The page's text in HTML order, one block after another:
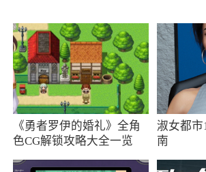
4、荣耀商城是一款荣耀手机
软件。APP内有专业的手机商城专
在这款软件中购买到官方保证的
户可以再也不用费尽心力去挑选
电子产品，直接在官方商城购物
要的朋友快来体验吧
5、荣耀商城是一款可以尽
《勇者罗伊的婚礼》全角
色CG解锁攻略大全一览
淑女都市
南